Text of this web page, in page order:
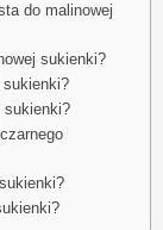
do malinowej
sukienki?
sukienki?